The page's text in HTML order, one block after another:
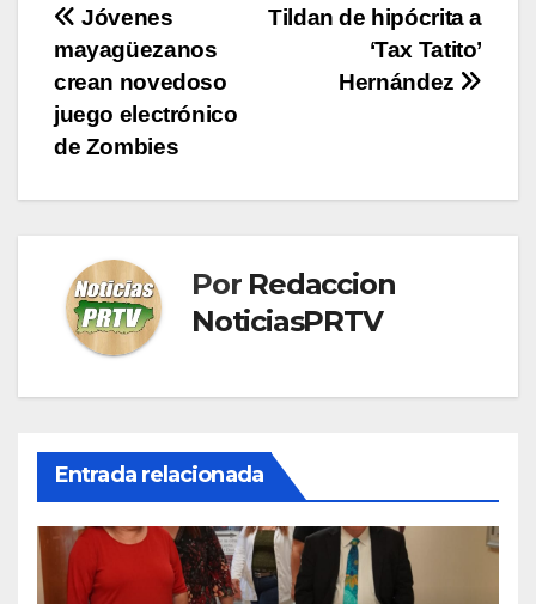
Navegación
de
entradas
Tildan de hipócrita a
‘Tax Tatito’
Hernández
Jóvenes
mayagüezanos
crean novedoso
juego electrónico
de Zombies
Por Redaccion
NoticiasPRTV
Entrada relacionada